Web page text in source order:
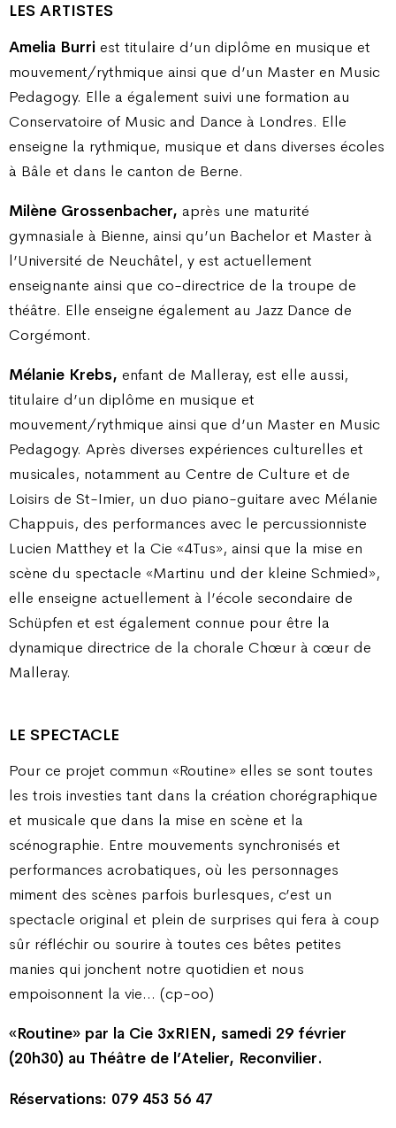
LES ARTISTES
Amelia Burri est titulaire d’un diplôme en musique et
mouvement/rythmique ainsi que d’un Master en Music
Pedagogy. Elle a également suivi une formation au
Conservatoire of Music and Dance à Londres. Elle
enseigne la rythmique, musique et dans diverses écoles
à Bâle et dans le canton de Berne.
Milène Grossenbacher, après une maturité
gymnasiale à Bienne, ainsi qu’un Bachelor et Master à
l’Université de Neuchâtel, y est actuellement
enseignante ainsi que co-directrice de la troupe de
théâtre. Elle enseigne également au Jazz Dance de
Corgémont.
Mélanie Krebs, enfant de Malleray, est elle aussi,
titulaire d’un diplôme en musique et
mouvement/rythmique ainsi que d’un Master en Music
Pedagogy. Après diverses expériences culturelles et
musicales, notamment au Centre de Culture et de
Loisirs de St-Imier, un duo piano-guitare avec Mélanie
Chappuis, des performances avec le percussionniste
Lucien Matthey et la Cie «4Tus», ainsi que la mise en
scène du spectacle «Martinu und der kleine Schmied»,
elle enseigne actuellement à l’école secondaire de
Schüpfen et est également connue pour être la
dynamique directrice de la chorale Chœur à cœur de
Malleray.
LE SPECTACLE
Pour ce projet commun «Routine» elles se sont toutes
les trois investies tant dans la création chorégraphique
et musicale que dans la mise en scène et la
scénographie. Entre mouvements synchronisés et
performances acrobatiques, où les personnages
miment des scènes parfois burlesques, c’est un
spectacle original et plein de surprises qui fera à coup
sûr réfléchir ou sourire à toutes ces bêtes petites
manies qui jonchent notre quotidien et nous
empoisonnent la vie… (cp-oo)
«Routine» par la Cie 3xRIEN, samedi 29 février
(20h30) au Théâtre de l’Atelier, Reconvilier.
Réservations: 079 453 56 47